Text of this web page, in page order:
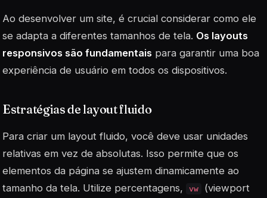
Ao desenvolver um site, é crucial considerar como ele
se adapta a diferentes tamanhos de tela. Os layouts
responsivos são fundamentais para garantir uma boa
experiência de usuário em todos os dispositivos.
Estratégias de layout fluido
Para criar um layout fluido, você deve usar unidades
relativas em vez de absolutas. Isso permite que os
elementos da página se ajustem dinamicamente ao
tamanho da tela. Utilize percentagens,
vw
(viewport